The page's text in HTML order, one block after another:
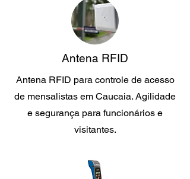
Antena RFID
Antena RFID para controle de acesso
de mensalistas em Caucaia. Agilidade
e segurança para funcionários e
visitantes.